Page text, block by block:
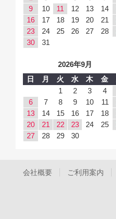
9
10 11 12 13 14
16
17 18 19 20 21
23
24 25 26 27 28
30
31
2026年9月
日
月 火 水 木 金
1
2 3 4
6
7 8 9 10 11
13
14 15 16 17 18
20
21 22 23 24 25
27
28 29 30
会社概要 ご利用案内